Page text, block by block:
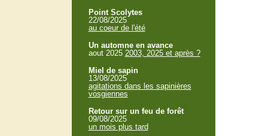
Point Scolytes
22/08/2025
au coeur de l'été
Un automne en avance
aout 2025 2003, 2025 et après ?
Miel de sapin
13/08/2025
agitations dans les sapinières
vosgiennes
Retour sur un feu de forêt
09/08/2025
un mois plus tard